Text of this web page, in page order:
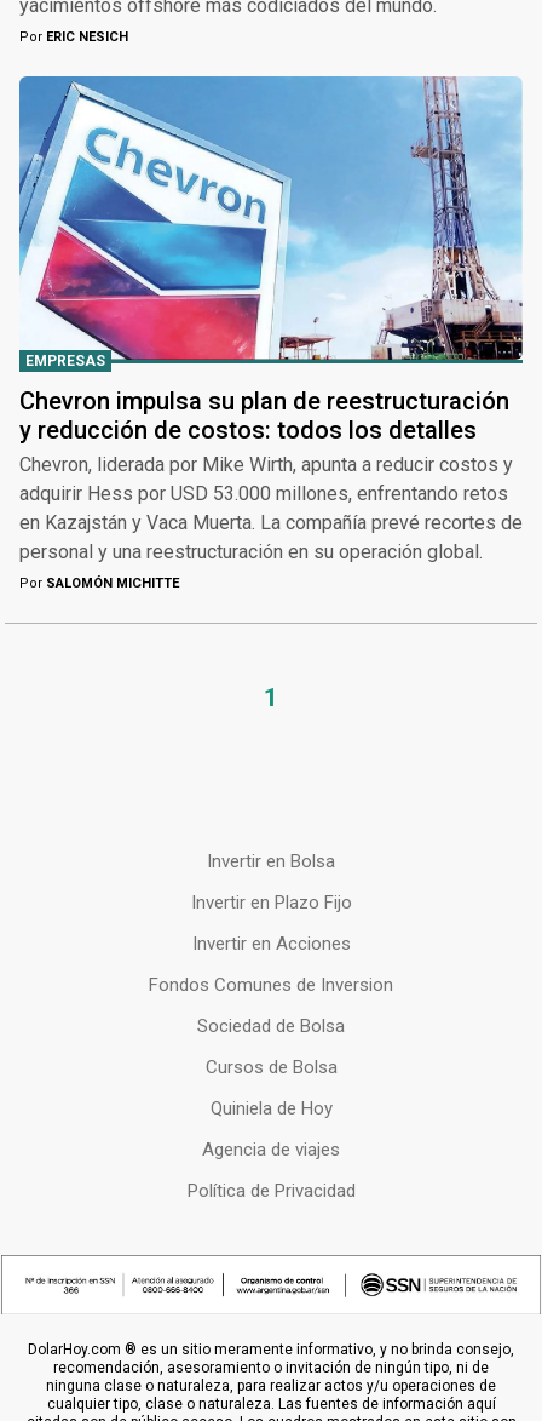
yacimientos offshore más codiciados del mundo.
Por ERIC NESICH
EMPRESAS
Chevron impulsa su plan de reestructuración
y reducción de costos: todos los detalles
Chevron, liderada por Mike Wirth, apunta a reducir costos y
adquirir Hess por USD 53.000 millones, enfrentando retos
en Kazajstán y Vaca Muerta. La compañía prevé recortes de
personal y una reestructuración en su operación global.
Por SALOMÓN MICHITTE
1
Invertir en Bolsa
Invertir en Plazo Fijo
Invertir en Acciones
Fondos Comunes de Inversion
Sociedad de Bolsa
Cursos de Bolsa
Quiniela de Hoy
Agencia de viajes
Política de Privacidad
DolarHoy.com ® es un sitio meramente informativo, y no brinda consejo,
recomendación, asesoramiento o invitación de ningún tipo, ni de
ninguna clase o naturaleza, para realizar actos y/u operaciones de
cualquier tipo, clase o naturaleza. Las fuentes de información aquí